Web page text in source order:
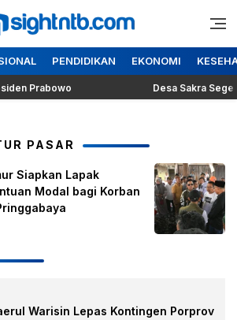
Insight NTB
Berita Seputar NTB
PENDIDIKAN EKONOMI
Prabowo Desa Sakra Segera
PASAR
Siapkan Lapak
Modal bagi Korban
Warisin Lepas Kontingen Porprov